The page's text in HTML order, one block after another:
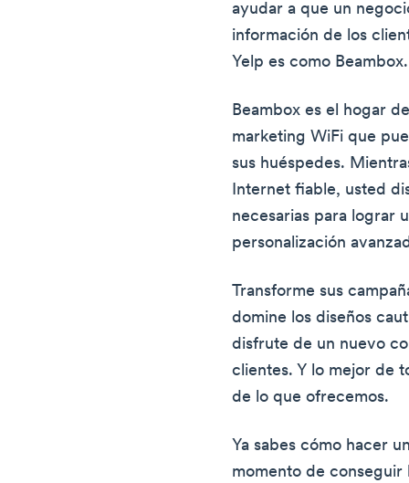
ayudar a que un
información de los
Yelp es como Beambox.
Beambox es el hogar
marketing WiFi que
sus huéspedes.
Internet fiable, usted
necesarias para lograr
personalización
Transforme sus
domine los diseños
disfrute de un nuevo
clientes. Y lo mejor de
de lo que ofrecemos.
Ya sabes cómo hacer
momento de conseguir